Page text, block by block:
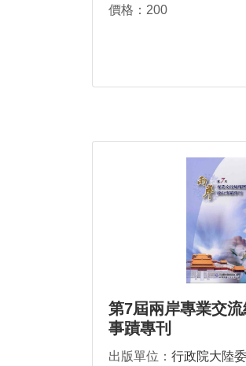
價格：200
第7屆兩岸專業交
事蹟專刊
出版單位： 行政院大陸